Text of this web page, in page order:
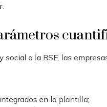
a la RSE, las
en la plantilla;